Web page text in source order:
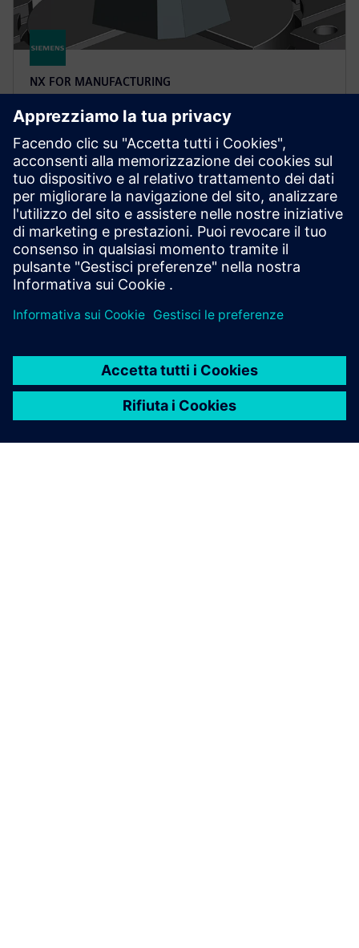
NX FOR MANUFACTURING
NX X Manufacturing CAD/CAM
Premium
Semplifica la programmazione di parti complesse con
NX X Manufacturing Premium, basato sul prodotto
Advanced, con lavorazione multiasse basata su
tecnologie cloud.